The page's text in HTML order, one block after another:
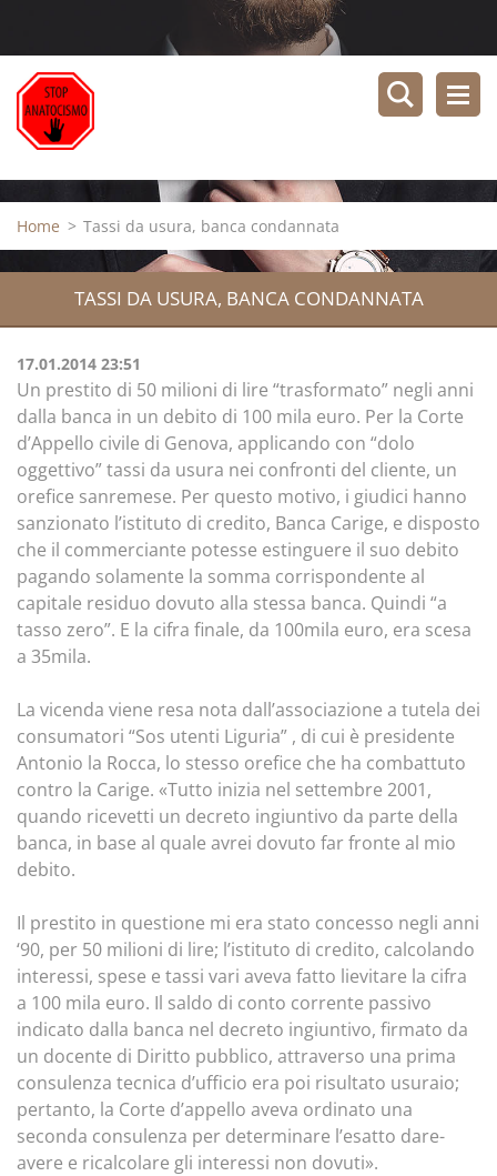
Home > Tassi da usura, banca condannata
TASSI DA USURA, BANCA CONDANNATA
17.01.2014 23:51
Un prestito di 50 milioni di lire “trasformato” negli anni
dalla banca in un debito di 100 mila euro. Per la Corte
d’Appello civile di Genova, applicando con “dolo
oggettivo” tassi da usura nei confronti del cliente, un
orefice sanremese. Per questo motivo, i giudici hanno
sanzionato l’istituto di credito, Banca Carige, e disposto
che il commerciante potesse estinguere il suo debito
pagando solamente la somma corrispondente al
capitale residuo dovuto alla stessa banca. Quindi “a
tasso zero”. E la cifra finale, da 100mila euro, era scesa
a 35mila.
La vicenda viene resa nota dall’associazione a tutela dei
consumatori “Sos utenti Liguria” , di cui è presidente
Antonio la Rocca, lo stesso orefice che ha combattuto
contro la Carige. «Tutto inizia nel settembre 2001,
quando ricevetti un decreto ingiuntivo da parte della
banca, in base al quale avrei dovuto far fronte al mio
debito.
Il prestito in questione mi era stato concesso negli anni
‘90, per 50 milioni di lire; l’istituto di credito, calcolando
interessi, spese e tassi vari aveva fatto lievitare la cifra
a 100 mila euro. Il saldo di conto corrente passivo
indicato dalla banca nel decreto ingiuntivo, firmato da
un docente di Diritto pubblico, attraverso una prima
consulenza tecnica d’ufficio era poi risultato usuraio;
pertanto, la Corte d’appello aveva ordinato una
seconda consulenza per determinare l’esatto dare-
avere e ricalcolare gli interessi non dovuti».